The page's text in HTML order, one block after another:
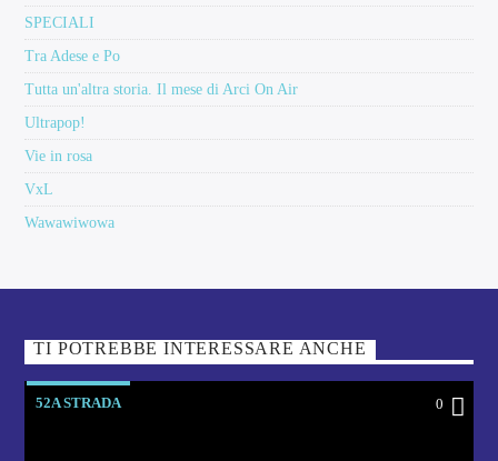
SPECIALI
Tra Adese e Po
Tutta un'altra storia. Il mese di Arci On Air
Ultrapop!
Vie in rosa
VxL
Wawawiwowa
TI POTREBBE INTERESSARE ANCHE
52A STRADA 0